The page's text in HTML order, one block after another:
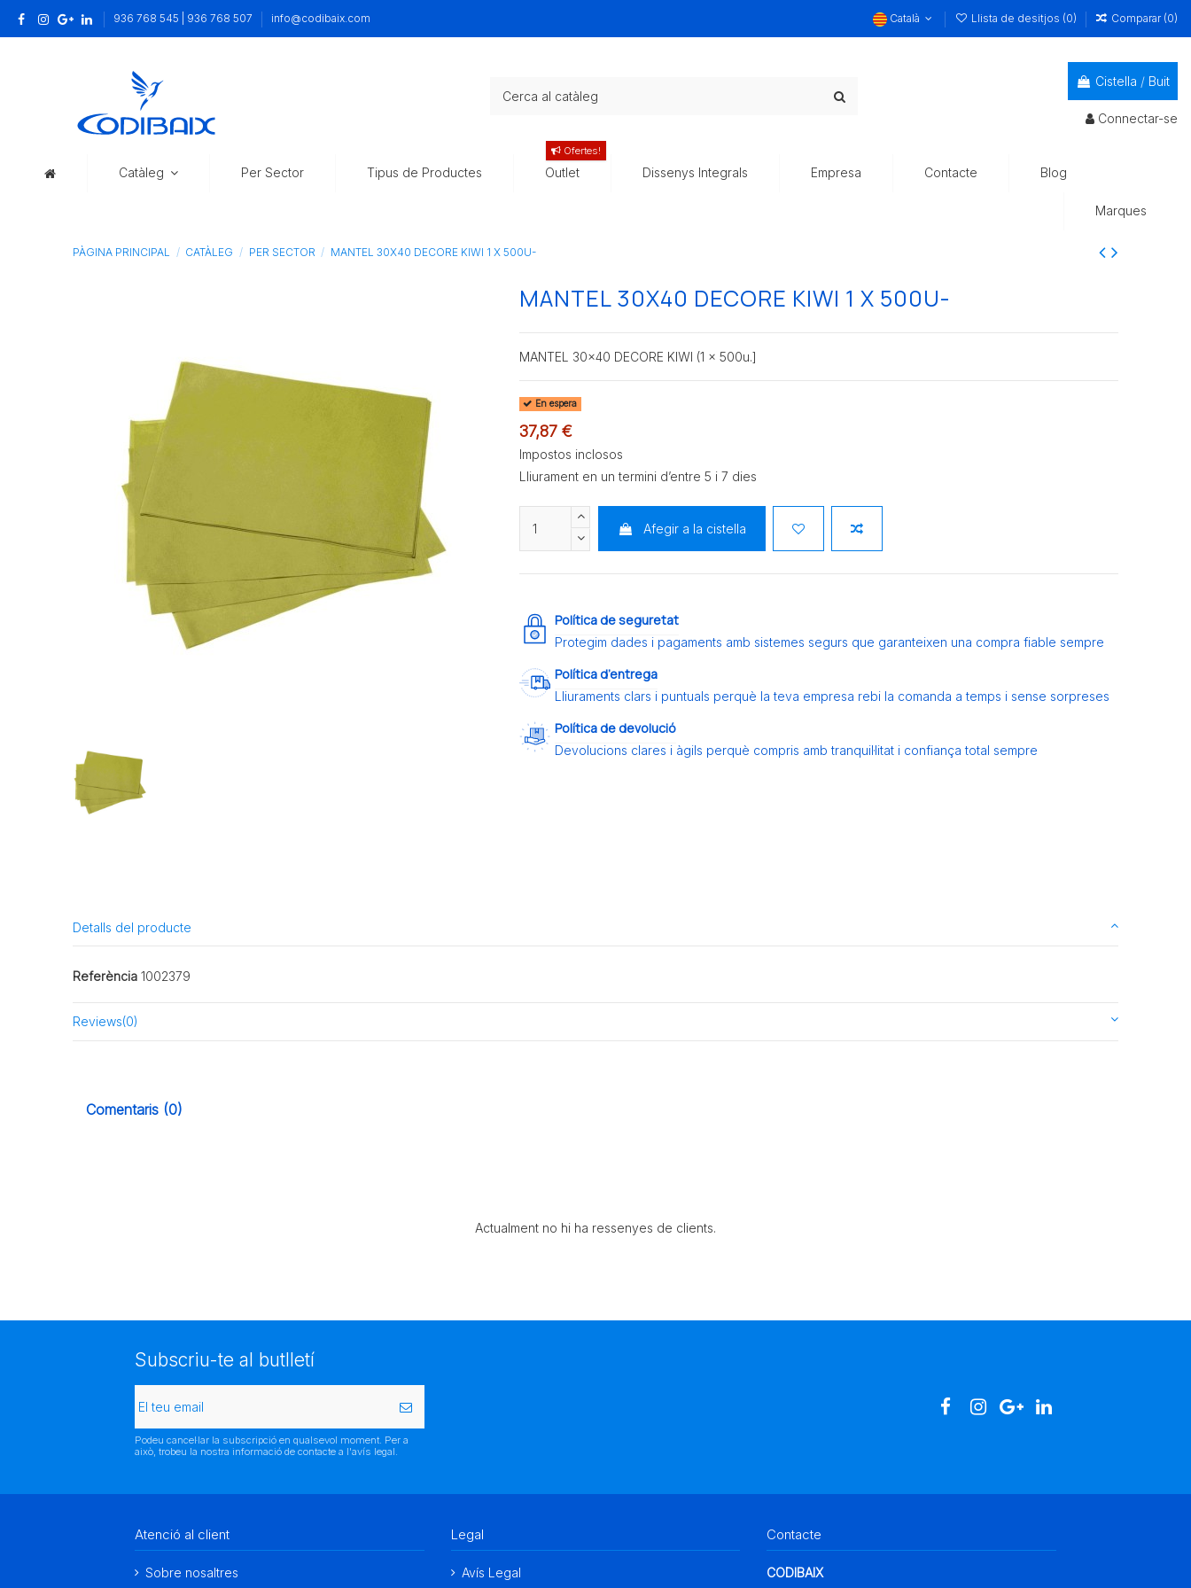
936 768 545 | 936 768 507 info@codibaix.com Català Llista de desitjos (0) Comparar (0)
Cistella / Buit
Connectar-se
Catàleg Per Sector Tipus de Productes Outlet
Ofertes!
Dissenys Integrals Empresa Contacte Blog
Marques
PÀGINA PRINCIPAL CATÀLEG PER SECTOR MANTEL 30X40 DECORE KIWI 1 X 500U-
MANTEL 30X40 DECORE KIWI 1 X 500U-
MANTEL 30x40 DECORE KIWI (1 x 500u.]
En espera
37,87 €
Impostos inclosos
Lliurament en un termini d’entre 5 i 7 dies
Afegir a la cistella
Política de seguretat
Protegim dades i pagaments amb sistemes segurs que garanteixen una compra fiable sempre
Política d’entrega
Lliuraments clars i puntuals perquè la teva empresa rebi la comanda a temps i sense sorpreses
Política de devolució
Devolucions clares i àgils perquè compris amb tranquil·litat i confiança total sempre
Detalls del producte
Referència 1002379
Reviews(0)
Comentaris (0)
Actualment no hi ha ressenyes de clients.
Subscriu-te al butlletí
Podeu cancel·lar la subscripció en qualsevol moment. Per a
això, trobeu la nostra informació de contacte a l'avís legal.
Atenció al client
Sobre nosaltres
Legal
Avís Legal
Contacte
CODIBAIX